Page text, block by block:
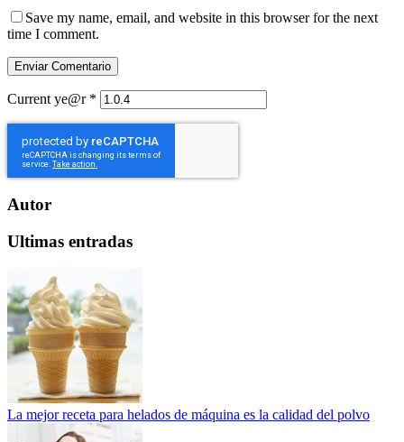
Save my name, email, and website in this browser for the next
time I comment.
Current ye@r *
Autor
Ultimas entradas
La mejor receta para helados de máquina es la calidad del polvo